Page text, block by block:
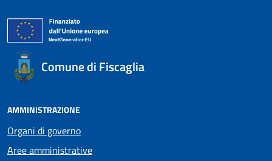
Comune di Fiscaglia
AMMINISTRAZIONE
Organi di governo
Aree amministrative